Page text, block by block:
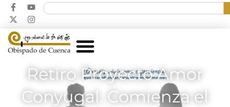
Retiro Proyecto Amor
Conyugal. Comienza el